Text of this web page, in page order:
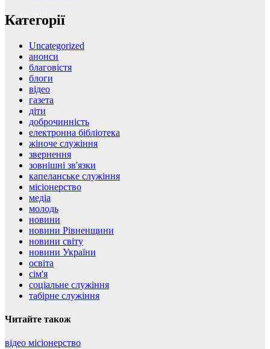
Категорії
Uncategorized
анонси
благовістя
блоги
відео
газета
діти
доброчинність
електронна бібліотека
жіноче служіння
звернення
зовнішні зв'язки
капеланське служіння
місіонерство
медіа
молодь
новини
новини Рівненщини
новини світу
новини України
освіта
сім'я
соціальне служіння
табірне служіння
Читайте також
відео місіонерство